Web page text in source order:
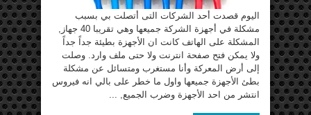
اليوم قصدت أحد الشركات التى أتصلت بي بسبب
مشكلة في أجهزة الشركة جميعها وهي تقريبا 40 جهاز,
المشكلة على الهاتف كانت ان الأجهزة بطيئة جداً جداً
ولا يمكن فتح صفحة انترنت ولا حتى ملف وارد. وصلت
إلى أرض المعركة وأنا مستغرب ومتسائل عن مشكلة
بطئ الأجهزة جميعها واول ما خطر على بالي انه فيروس
انتشر من احد الأجهزة وضرب الجميع, ...